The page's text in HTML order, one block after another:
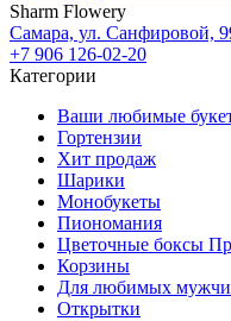
Sharm Flowery
Самара, ул. Санфировой,
+7 906 126-02-20
Категории
Ваши любимые
Гортензии
Хит продаж
Шарики
Монобукеты
Пиономания
Цветочные боксы
Корзины
Для любимых
Открытки